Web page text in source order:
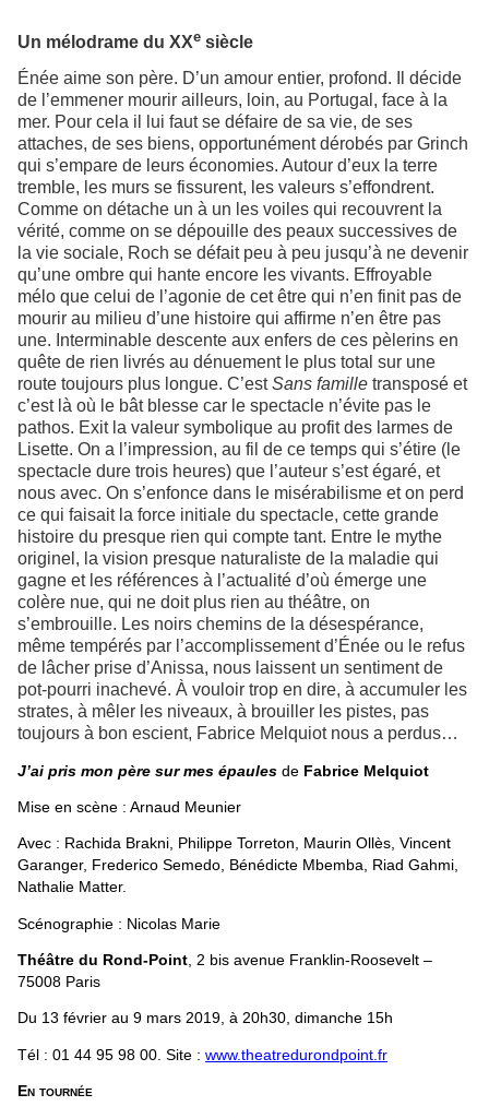
Un mélodrame du XXe siècle
Énée aime son père. D’un amour entier, profond. Il décide
de l’emmener mourir ailleurs, loin, au Portugal, face à la
mer. Pour cela il lui faut se défaire de sa vie, de ses
attaches, de ses biens, opportunément dérobés par Grinch
qui s’empare de leurs économies. Autour d’eux la terre
tremble, les murs se fissurent, les valeurs s’effondrent.
Comme on détache un à un les voiles qui recouvrent la
vérité, comme on se dépouille des peaux successives de
la vie sociale, Roch se défait peu à peu jusqu’à ne devenir
qu’une ombre qui hante encore les vivants. Effroyable
mélo que celui de l’agonie de cet être qui n’en finit pas de
mourir au milieu d’une histoire qui affirme n’en être pas
une. Interminable descente aux enfers de ces pèlerins en
quête de rien livrés au dénuement le plus total sur une
route toujours plus longue. C’estSans famille transposé et
c’est là où le bât blesse car le spectacle n’évite pas le
pathos. Exit la valeur symbolique au profit des larmes de
Lisette. On a l’impression, au fil de ce temps qui s’étire (le
spectacle dure trois heures) que l’auteur s’est égaré, et
nous avec. On s’enfonce dans le misérabilisme et on perd
ce qui faisait la force initiale du spectacle, cette grande
histoire du presque rien qui compte tant. Entre le mythe
originel, la vision presque naturaliste de la maladie qui
gagne et les références à l’actualité d’où émerge une
colère nue, qui ne doit plus rien au théâtre, on
s’embrouille. Les noirs chemins de la désespérance,
même tempérés par l’accomplissement d’Énée ou le refus
de lâcher prise d’Anissa, nous laissent un sentiment de
pot-pourri inachevé. À vouloir trop en dire, à accumuler les
strates, à mêler les niveaux, à brouiller les pistes, pas
toujours à bon escient, Fabrice Melquiot nous a perdus…
J’ai pris mon père sur mes épaules de Fabrice Melquiot
Mise en scène : Arnaud Meunier
Avec : Rachida Brakni, Philippe Torreton, Maurin Ollès, Vincent
Garanger, Frederico Semedo, Bénédicte Mbemba, Riad Gahmi,
Nathalie Matter.
Scénographie : Nicolas Marie
Théâtre du Rond-Point , 2 bis avenue Franklin-Roosevelt –
75008 Paris
Du 13 février au 9 mars 2019, à 20h30, dimanche 15h
Tél : 01 44 95 98 00. Site : www.theatredurondpoint.fr
En tournée